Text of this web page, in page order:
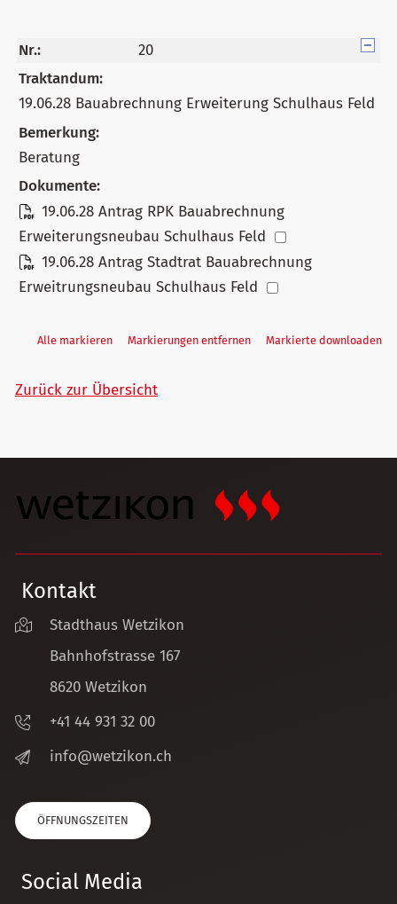
Nr.:
20
Traktandum:
19.06.28 Bauabrechnung Erweiterung Schulhaus Feld
Bemerkung:
Beratung
Dokumente:
19.06.28 Antrag RPK Bauabrechnung
Erweiterungsneubau Schulhaus Feld
19.06.28 Antrag Stadtrat Bauabrechnung
Erweitrungsneubau Schulhaus Feld
Alle markieren Markierungen entfernen Markierte downloaden
Zurück zur Übersicht
Kontakt
Stadthaus Wetzikon
Bahnhofstrasse 167
8620 Wetzikon
+41 44 931 32 00
nf
w tz k n ch
ÖFFNUNGSZEITEN
Social Media